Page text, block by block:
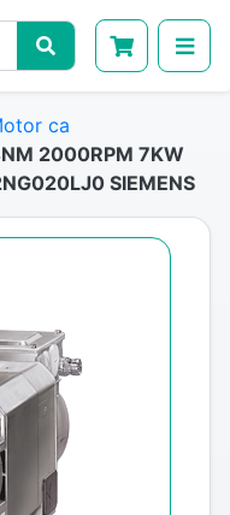
ca
2000RPM 7KW
SIEMENS